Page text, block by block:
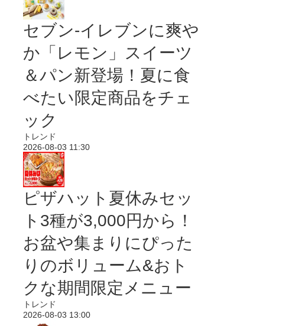
セブン‐イレブンに爽や
か「レモン」スイーツ
＆パン新登場！夏に食
べたい限定商品をチェ
ック
トレンド
2026-08-03 11:30
ピザハット夏休みセッ
ト3種が3,000円から！
お盆や集まりにぴった
りのボリューム&おト
クな期間限定メニュー
トレンド
2026-08-03 13:00